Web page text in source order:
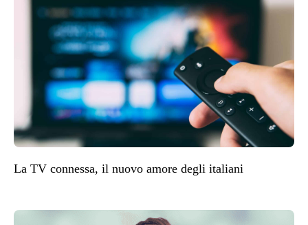
La TV connessa, il nuovo amore degli italiani